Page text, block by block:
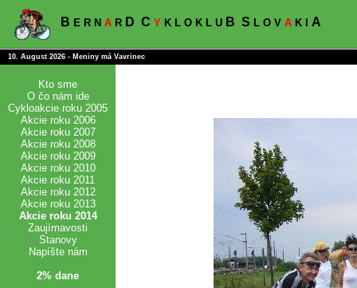
B E R N A R D C Y K L O K L U B S L O V A K I A
10. August 2026 - Meniny má Vavrinec
Kto sme
O čo nám ide
Cykloakcie roku 2005
Akcie roku 2006
Akcie roku 2007
Akcie roku 2008
Akcie roku 2009
Akcie roku 2010
Akcie roku 2011
Akcie roku 2012
Akcie roku 2013
Akcie roku 2014
Zaujímavosti
Stanovy
Napíšte nám
2% dane